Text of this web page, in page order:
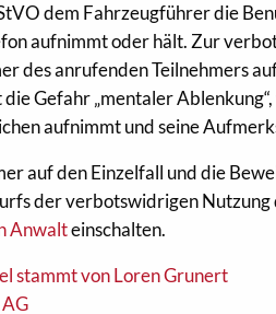
dem Fahrzeugführer die
aufnimmt oder hält. Zur
des anrufenden Teilnehmers
die Gefahr „mentaler
aufnimmt und seine
auf den Einzelfall und die
der verbotswidrigen
Anwalteinschalten.
stammt von Loren Grunert